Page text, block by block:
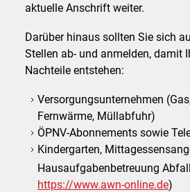
aktuelle Anschrift weiter.
Darüber hinaus sollten Sie sich
Stellen ab- und anmelden, damit
Nachteile entstehen:
Versorgungsunternehmen
Fernwärme, Müllabfuhr)
ÖPNV-Abonnements sowie
Kindergarten,
Hausaufgabenbetreuung
https://www.awn-online.de)